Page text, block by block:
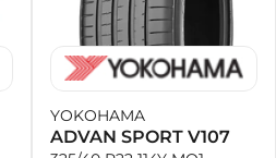
YOKOHAMA
ADVAN SPORT V107